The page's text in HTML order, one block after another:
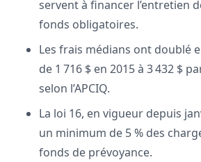
servent à financer l’entretien
fonds obligatoires.
Les frais médians ont doublé
de 1 716 $ en 2015 à 3 432 $
selon l’APCIQ.
La loi 16, en vigueur depuis
un minimum de 5 % des
fonds de prévoyance.